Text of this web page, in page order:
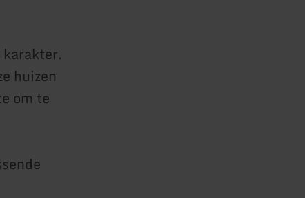
huizen
om te